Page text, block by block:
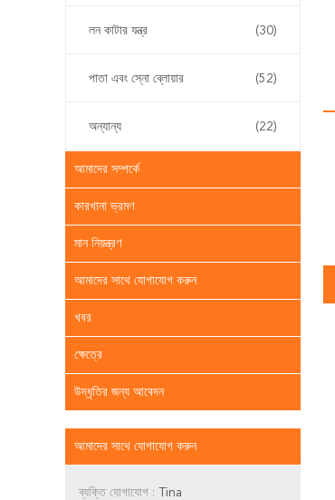
লন কাটার যন্ত্র (30)
পাতা এবং স্নো ব্লোয়ার (52)
অন্যান্য (22)
আমাদের সম্পর্কে
কারখানা ভ্রমণ
মান নিয়ন্ত্রণ
আমাদের সাথে যোগাযোগ করুন
খবর
ক্ষেত্রে
উদ্ধৃতির জন্য আবেদন
আমাদের সাথে যোগাযোগ করুন
ব্যক্তি যোগাযোগ : Tina